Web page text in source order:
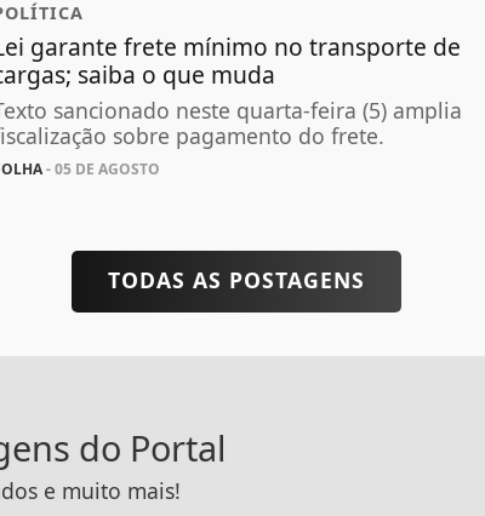
garante frete mínimo no transporte de
saiba o que muda
sancionado neste quarta-feira (5) amplia
sobre pagamento do frete.
- 05 DE AGOSTO
TODAS AS POSTAGENS
do Portal
e muito mais!